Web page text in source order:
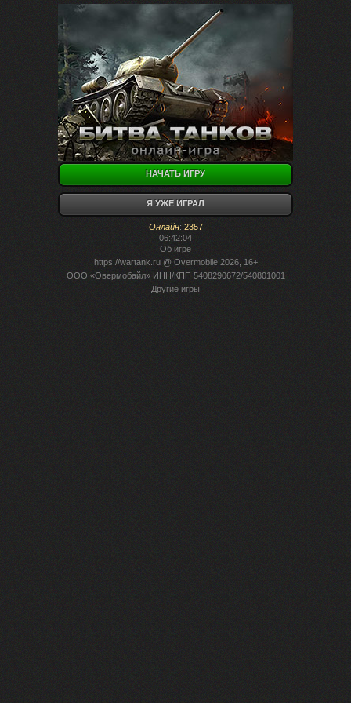
НАЧАТЬ ИГРУ
Я УЖЕ ИГРАЛ
Онлайн: 2357
06:42:04
Об игре
https://wartank.ru@ Overmobile 2026, 16+
ООО «Овермобайл» ИНН/КПП 5408290672/540801001
Другие игры